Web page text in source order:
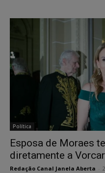
Política
Esposa de Moraes
diretamente a
Redação Canal Janela Aberta